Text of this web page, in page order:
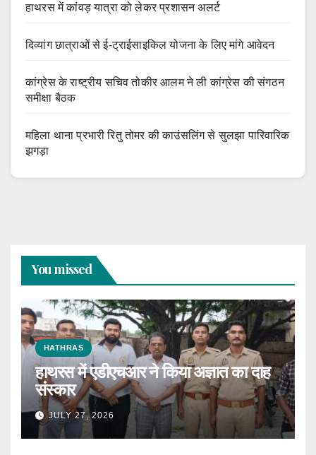
हाथरस में कांवड़ यात्रा को लेकर प्रशासन अलर्ट
दिव्यांग छात्राओं से ई-ट्राईसाइकिल योजना के लिए मांगे आवेदन
कांग्रेस के राष्ट्रीय सचिव तोकीर आलम ने ली कांग्रेस की संगठन
समीक्षा बैठक
महिला थाना प्रभारी रितु तोमर की काउंसलिंग से सुलझा पारिवारिक
झगड़ा
You missed
HATHRAS
हाथरस में एडीएचआर ने किया अज्ञात का दाह
संस्कार
JULY 27, 2026